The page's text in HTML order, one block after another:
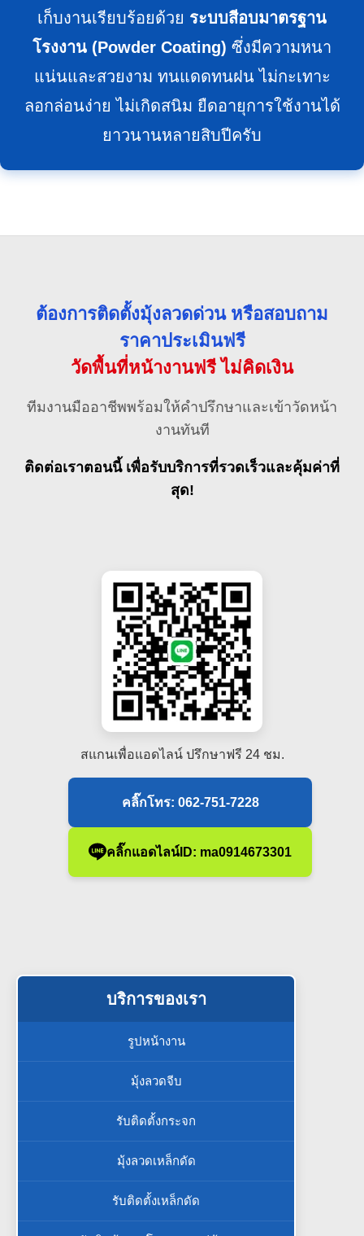
เก็บงานเรียบร้อยด้วย ระบบสีอบมาตรฐาน
โรงงาน (Powder Coating) ซึ่งมีความหนา
แน่นและสวยงาม ทนแดดทนฝน ไม่กะเทาะ
ลอกล่อนง่าย ไม่เกิดสนิม ยืดอายุการใช้งานได้
ยาวนานหลายสิบปีครับ
ต้องการติดตั้งมุ้งลวดด่วน หรือสอบถาม
ราคาประเมินฟรี
วัดพื้นที่หน้างานฟรี ไม่คิดเงิน
ทีมงานมืออาชีพพร้อมให้คำปรึกษาและเข้าวัดหน้า
งานทันที
ติดต่อเราตอนนี้ เพื่อรับบริการที่รวดเร็วและคุ้มค่าที่
สุด!
สแกนเพื่อแอดไลน์ ปรึกษาฟรี 24 ชม.
คลิ๊กโทร: 062-751-7228
คลิ๊กแอดไลน์ID: ma0914673301
บริการของเรา
รูปหน้างาน
มุ้งลวดจีบ
รับติดตั้งกระจก
มุ้งลวดเหล็กดัด
รับติดตั้งเหล็กดัด